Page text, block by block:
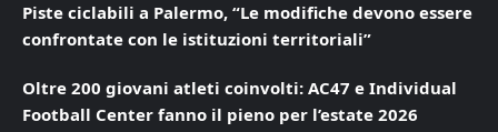
Piste ciclabili a Palermo, “Le modifiche devono essere
confrontate con le istituzioni territoriali”
Oltre 200 giovani atleti coinvolti: AC47 e Individual
Football Center fanno il pieno per l’estate 2026